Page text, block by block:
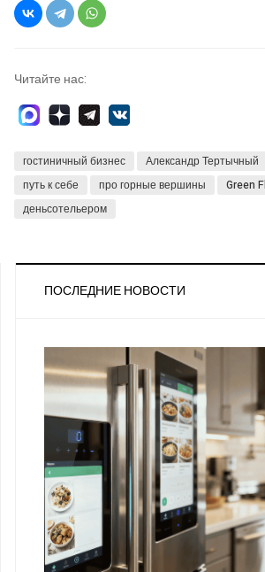
Читайте нас:
гостиничный бизнес Александр Тертычный
путь к себе
про горные вершины
Green
деньсотельером
ПОСЛЕДНИЕ НОВОСТИ